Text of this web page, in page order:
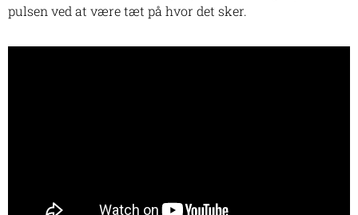
pulsen ved at være tæt på hvor det sker.